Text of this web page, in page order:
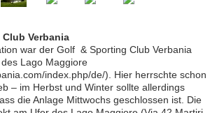
Verbania
war der Golf & Sporting Club Verbania
Lago Maggiore
index.php/de/). Hier herrschte schon
– im Herbst und Winter sollte allerdings
die Anlage Mittwochs geschlossen ist. Die